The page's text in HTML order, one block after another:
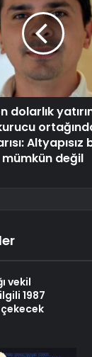
dolarlık
Altyapısız
mümkün değil
vekil
1987